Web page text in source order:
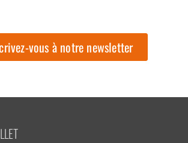
vous à notre newsletter